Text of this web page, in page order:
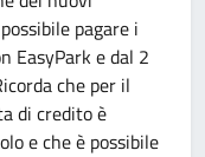
pagare i
EasyPark e dal 2
che per il
di credito è
e che è possibile